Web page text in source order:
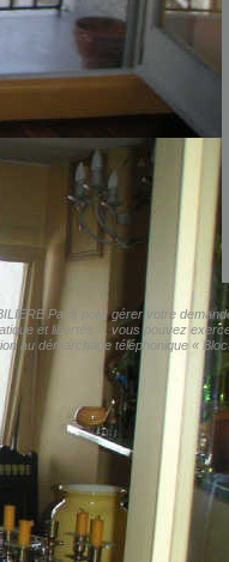
Paris pour gérer votre
et libertés », vous pouvez
au démarchage téléphonique «